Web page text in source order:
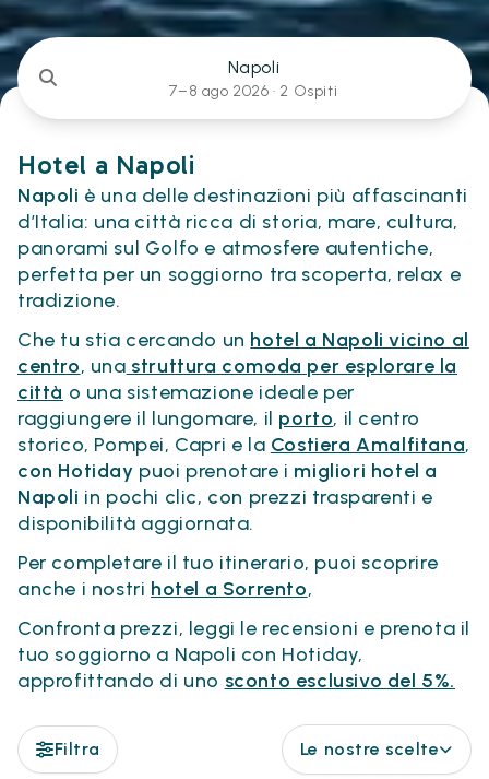
Napoli
7–8 ago 2026 · 2 Ospiti
Hotel a Napoli
Napoli è una delle destinazioni più affascinanti
d’Italia: una città ricca di storia, mare, cultura,
panorami sul Golfo e atmosfere autentiche,
perfetta per un soggiorno tra scoperta, relax e
tradizione.
Che tu stia cercando un hotel a Napoli vicino al
centro, una struttura comoda per esplorare la
città o una sistemazione ideale per
raggiungere il lungomare, il porto, il centro
storico, Pompei, Capri e la Costiera Amalfitana,
con Hotiday puoi prenotare i migliori hotel a
Napoli in pochi clic, con prezzi trasparenti e
disponibilità aggiornata.
Per completare il tuo itinerario, puoi scoprire
anche i nostri hotel a Sorrento,
Confronta prezzi, leggi le recensioni e prenota il
tuo soggiorno a Napoli con Hotiday,
approfittando di uno sconto esclusivo del 5%.
Filtra Le nostre scelte